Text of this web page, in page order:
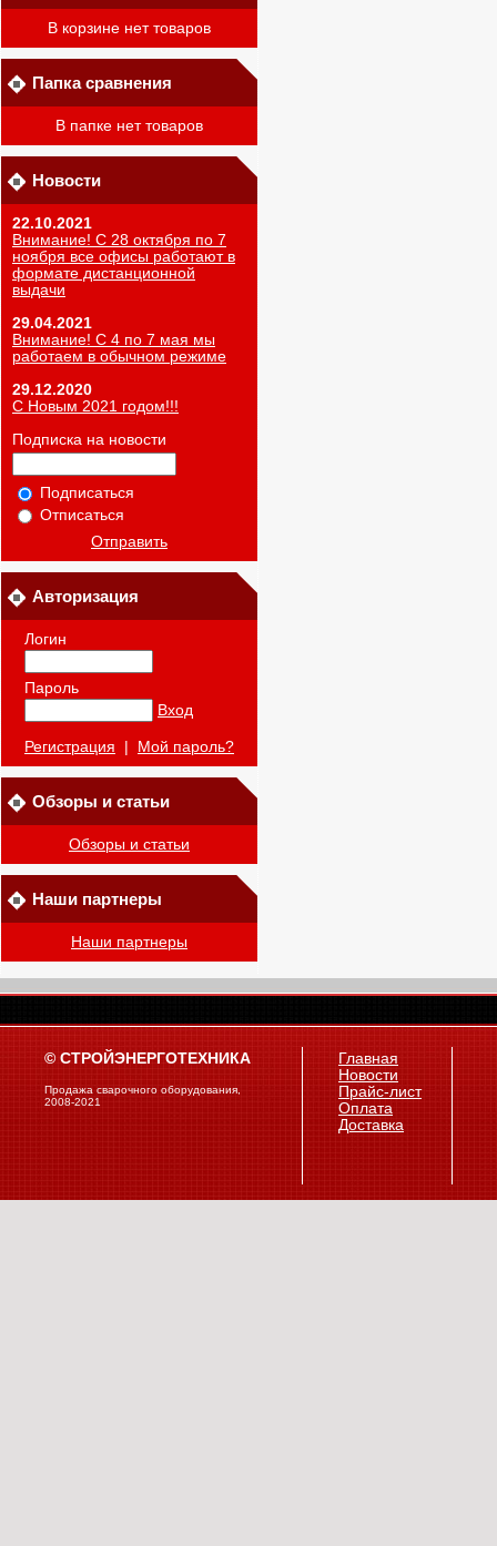
В корзине нет товаров
Папка сравнения
В папке нет товаров
Новости
22.10.2021
Внимание! С 28 октября по 7
ноября все офисы работают в
формате дистанционной
выдачи
29.04.2021
Внимание! С 4 по 7 мая мы
работаем в обычном режиме
29.12.2020
С Новым 2021 годом!!!
Подписка на новости
Подписаться
Отписаться
Отправить
Авторизация
Логин
Пароль
Вход
Регистрация Мой пароль?
Обзоры и статьи
Обзоры и статьи
Наши партнеры
Наши партнеры
© СТРОЙЭНЕРГОТЕХНИКА
Продажа сварочного оборудования,
2008-2021
Главная
Новости
Прайс-лист
Оплата
Доставка